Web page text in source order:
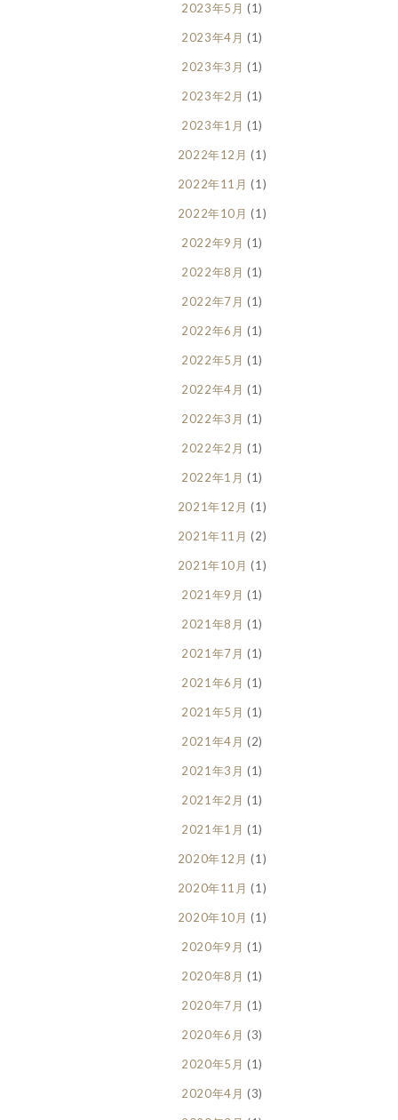
2023年5月 (1)
2023年4月 (1)
2023年3月 (1)
2023年2月 (1)
2023年1月 (1)
2022年12月 (1)
2022年11月 (1)
2022年10月 (1)
2022年9月 (1)
2022年8月 (1)
2022年7月 (1)
2022年6月 (1)
2022年5月 (1)
2022年4月 (1)
2022年3月 (1)
2022年2月 (1)
2022年1月 (1)
2021年12月 (1)
2021年11月 (2)
2021年10月 (1)
2021年9月 (1)
2021年8月 (1)
2021年7月 (1)
2021年6月 (1)
2021年5月 (1)
2021年4月 (2)
2021年3月 (1)
2021年2月 (1)
2021年1月 (1)
2020年12月 (1)
2020年11月 (1)
2020年10月 (1)
2020年9月 (1)
2020年8月 (1)
2020年7月 (1)
2020年6月 (3)
2020年5月 (1)
2020年4月 (3)